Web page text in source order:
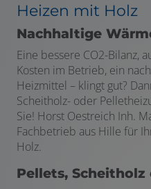
Heizen mit Holz
Nachhaltige
Eine bessere CO2-Bilanz,
Kosten im Betrieb, ein
Heizmittel – klingt gut?
Scheitholz- oder
Sie! Horst Oestreich Inh.
Fachbetrieb aus Hille für
Holz.
Pellets,